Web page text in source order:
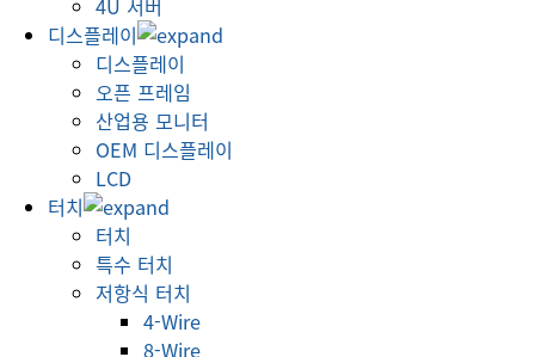
4U 서버
디스플레이
디스플레이
오픈 프레임
산업용 모니터
OEM 디스플레이
LCD
터치
터치
특수 터치
저항식 터치
4-Wire
8-Wire